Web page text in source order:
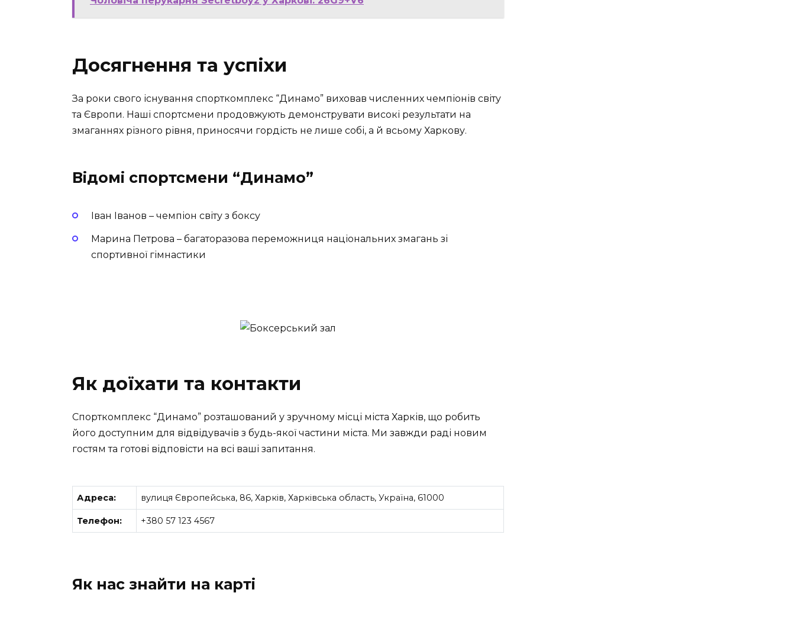
Досягнення та успіхи
За роки свого існування спорткомплекс “Динамо” виховав численних чемпіонів світу
та Європи. Наші спортсмени продовжують демонструвати високі результати на
змаганнях різного рівня, приносячи гордість не лише собі, а й всьому Харкову.
Відомі спортсмени “Динамо”
Іван Іванов – чемпіон світу з боксу
Марина Петрова – багаторазова переможниця національних змагань зі
спортивної гімнастики
Як доїхати та контакти
Спорткомплекс “Динамо” розташований у зручному місці міста Харків, що робить
його доступним для відвідувачів з будь-якої частини міста. Ми завжди раді новим
гостям та готові відповісти на всі ваші запитання.
Адреса: вулиця Європейська, 86, Харків, Харківська область, Україна, 61000
Телефон: +380 57 123 4567
Як нас знайти на карті